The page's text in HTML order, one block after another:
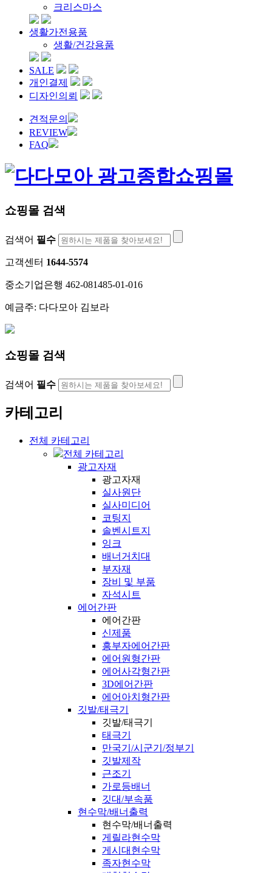
크리스마스
생활가전용품
생활/건강용품
SALE
개인결제
디자인의뢰
견적문의
REVIEW
FAQ
쇼핑몰 검색
검색어 필수
고객센터 1644-5574
중소기업은행 462-081485-01-016
예금주: 다다모아 김보라
쇼핑몰 검색
검색어 필수
카테고리
전체 카테고리
전체 카테고리
광고자재
광고자재
실사원단
실사미디어
코팅지
솔벤시트지
잉크
배너거치대
부자재
장비 및 부품
자석시트
에어간판
에어간판
신제품
흥부자에어간판
에어원형간판
에어사각형간판
3D에어간판
에어아치형간판
깃발/태극기
깃발/태극기
태극기
만국기/시군기/정부기
깃발제작
근조기
가로등배너
깃대/부속품
현수막/배너출력
현수막/배너출력
게릴라현수막
게시대현수막
족자현수막